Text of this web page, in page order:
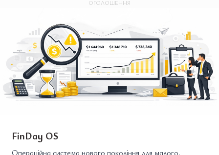
ОГОЛОШЕННЯ
FinDay OS
Операційна система нового покоління для малого,